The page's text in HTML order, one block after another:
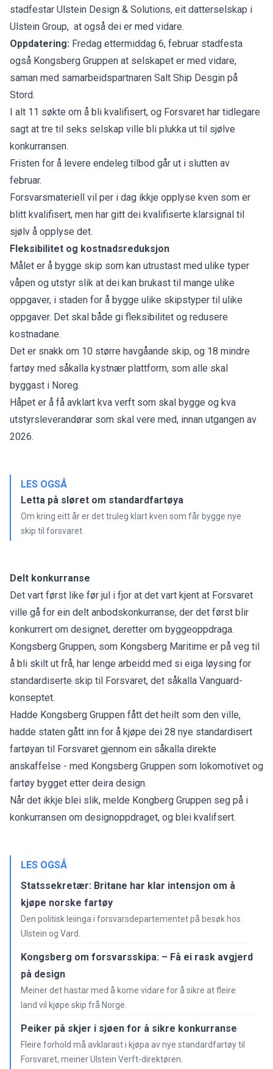
stadfestar Ulstein Design & Solutions, eit datterselskap i
Ulstein Group, at også dei er med vidare.
Oppdatering: Fredag ettermiddag 6, februar stadfesta
også Kongsberg Gruppen at selskapet er med vidare,
saman med samarbeidspartnaren Salt Ship Desgin på
Stord.
I alt 11 søkte om å bli kvalifisert, og Forsvaret har tidlegare
sagt at tre til seks selskap ville bli plukka ut til sjølve
konkurransen.
Fristen for å levere endeleg tilbod går ut i slutten av
februar.
Forsvarsmateriell vil per i dag ikkje opplyse kven som er
blitt kvalifisert, men har gitt dei kvalifiserte klarsignal til
sjølv å opplyse det.
Fleksibilitet og kostnadsreduksjon
Målet er å bygge skip som kan utrustast med ulike typer
våpen og utstyr slik at dei kan brukast til mange ulike
oppgaver, i staden for å bygge ulike skipstyper til ulike
oppgaver. Det skal både gi fleksibilitet og redusere
kostnadane.
Det er snakk om 10 større havgåande skip, og 18 mindre
fartøy med såkalla kystnær plattform, som alle skal
byggast i Noreg.
Håpet er å få avklart kva verft som skal bygge og kva
utstyrsleverandørar som skal vere med, innan utgangen av
2026.
LES OGSÅ
Letta på sløret om standardfartøya
Om kring eitt år er det truleg klart kven som får bygge nye
skip til forsvaret.
Delt konkurranse
Det vart først like før jul i fjor at det vart kjent at Forsvaret
ville gå for ein delt anbodskonkurranse, der det først blir
konkurrert om designet, deretter om byggeoppdraga.
Kongsberg Gruppen, som Kongsberg Maritime er på veg til
å bli skilt ut frå, har lenge arbeidd med si eiga løysing for
standardiserte skip til Forsvaret, det såkalla Vanguard-
konseptet.
Hadde Kongsberg Gruppen fått det heilt som den ville,
hadde staten gått inn for å kjøpe dei 28 nye standardisert
fartøyan til Forsvaret gjennom ein såkalla direkte
anskaffelse - med Kongsberg Gruppen som lokomotivet og
fartøy bygget etter deira design.
Når det ikkje blei slik, melde Kongberg Gruppen seg på i
konkurransen om designoppdraget, og blei kvalifsert.
LES OGSÅ
Statssekretær: Britane har klar intensjon om å
kjøpe norske fartøy
Den politisk leiinga i forsvarsdepartementet på besøk hos
Ulstein og Vard.
Kongsberg om forsvarsskipa: – Få ei rask avgjerd
på design
Meiner det hastar med å kome vidare for å sikre at fleire
land vil kjøpe skip frå Norge.
Peiker på skjer i sjøen for å sikre konkurranse
Fleire forhold må avklarast i kjøpa av nye standardfartøy til
Forsvaret, meiner Ulstein Verft-direktøren.